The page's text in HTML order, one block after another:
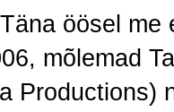
öösel me
mõlemad
Productions)